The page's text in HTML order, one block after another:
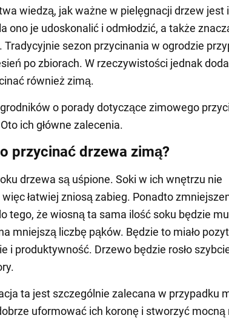
wiedzą, jak ważne w pielęgnacji drzew jest
ono je udoskonalić i odmłodzić, a także
Tradycyjnie sezon przycinania w ogrodzie
po zbiorach. W rzeczywistości jednak
również zimą.
o porady dotyczące zimowego
ich główne zalecenia.
przycinać drzewa zimą?
drzewa są uśpione. Soki w ich wnętrzu nie
łatwiej zniosą zabieg. Ponadto
tego, że wiosną ta sama ilość soku będzie
mniejszą liczbę pąków. Będzie to miało
i produktywność. Drzewo będzie rosło
ta jest szczególnie zalecana w przypadku
uformować ich koronę i stworzyć mocną